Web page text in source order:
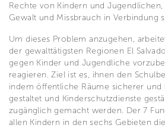
Rechte von Kindern und Jugendlichen,
Gewalt und Missbrauch in Verbindung
Um dieses Problem anzugehen,
der gewalttätigsten Regionen El
gegen Kinder und Jugendliche
reagieren. Ziel ist es, ihnen den
indem öffentliche Räume sicherer
gestaltet und Kinderschutzdienste
zugänglich gemacht werden. Der 7
allen Kindern in den sechs Gebieten